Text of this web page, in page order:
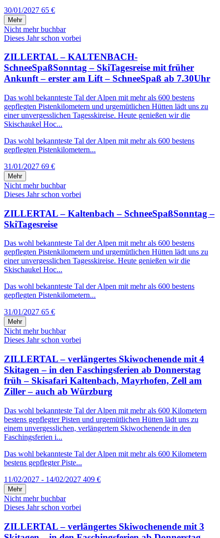
30/01/2027 65 €
Mehr
Nicht mehr buchbar
Dieses Jahr schon vorbei
ZILLERTAL – KALTENBACH-
SchneeSpaßSonntag – SkiTagesreise mit früher
Ankunft – erster am Lift – SchneeSpaß ab 7.30Uhr
Das wohl bekannteste Tal der Alpen mit mehr als 600 bestens
gepflegten Pistenkilometern und urgemütlichen Hütten lädt uns zu
einer unvergesslichen Tagesskireise. Heute genießen wir die
Skischaukel Hoc...
Das wohl bekannteste Tal der Alpen mit mehr als 600 bestens
gepflegten Pistenkilometern...
31/01/2027 69 €
Mehr
Nicht mehr buchbar
Dieses Jahr schon vorbei
ZILLERTAL – Kaltenbach – SchneeSpaßSonntag –
SkiTagesreise
Das wohl bekannteste Tal der Alpen mit mehr als 600 bestens
gepflegten Pistenkilometern und urgemütlichen Hütten lädt uns zu
einer unvergesslichen Tagesskireise. Heute genießen wir die
Skischaukel Hoc...
Das wohl bekannteste Tal der Alpen mit mehr als 600 bestens
gepflegten Pistenkilometern...
31/01/2027 65 €
Mehr
Nicht mehr buchbar
Dieses Jahr schon vorbei
ZILLERTAL – verlängertes Skiwochenende mit 4
Skitagen – in den Faschingsferien ab Donnerstag
früh – Skisafari Kaltenbach, Mayrhofen, Zell am
Ziller – auch ab Würzburg
Das wohl bekannteste Tal der Alpen mit mehr als 600 Kilometern
bestens gepflegter Pisten und urgemütlichen Hütten lädt uns zu
einem unvergesslichen, verlängertem Skiwochenende in den
Faschingsferien i...
Das wohl bekannteste Tal der Alpen mit mehr als 600 Kilometern
bestens gepflegter Piste...
11/02/2027 - 14/02/2027 409 €
Mehr
Nicht mehr buchbar
Dieses Jahr schon vorbei
ZILLERTAL – verlängertes Skiwochenende mit 3